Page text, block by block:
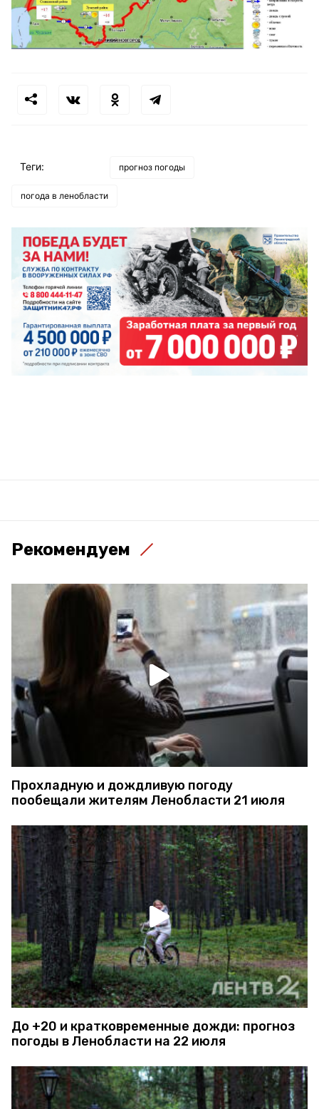
Теги: прогноз погоды
погода в ленобласти
Рекомендуем
Прохладную и дождливую погоду
пообещали жителям Ленобласти 21 июля
До +20 и кратковременные дожди: прогноз
погоды в Ленобласти на 22 июля